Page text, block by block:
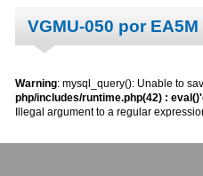
VGMU-050 por EA5M
Warning: mysql_query(): Unable to
php/includes/runtime.php(42) :
Illegal argument to a regular